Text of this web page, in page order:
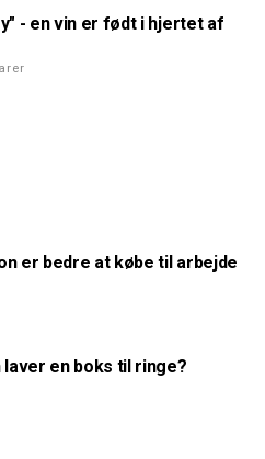
- en vin er født i hjertet af
er bedre at købe til arbejde
laver en boks til ringe?